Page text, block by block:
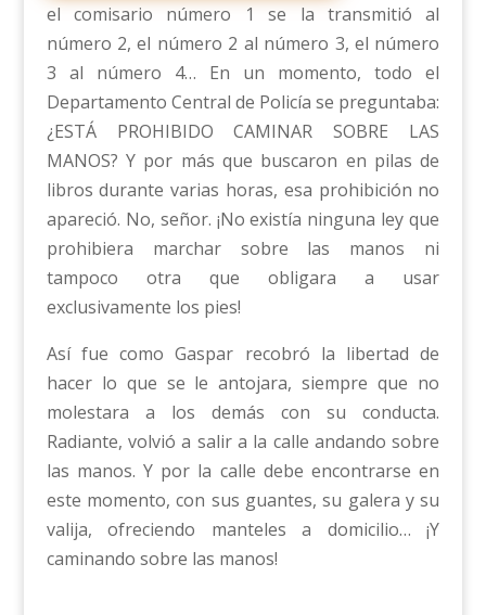
el comisario número 1 se la transmitió al
número 2, el número 2 al número 3, el número
3 al número 4… En un momento, todo el
Departamento Central de Policía se preguntaba:
¿ESTÁ PROHIBIDO CAMINAR SOBRE LAS
MANOS? Y por más que buscaron en pilas de
libros durante varias horas, esa prohibición no
apareció. No, señor. ¡No existía ninguna ley que
prohibiera marchar sobre las manos ni
tampoco otra que obligara a usar
exclusivamente los pies!
Así fue como Gaspar recobró la libertad de
hacer lo que se le antojara, siempre que no
molestara a los demás con su conducta.
Radiante, volvió a salir a la calle andando sobre
las manos. Y por la calle debe encontrarse en
este momento, con sus guantes, su galera y su
valija, ofreciendo manteles a domicilio… ¡Y
caminando sobre las manos!